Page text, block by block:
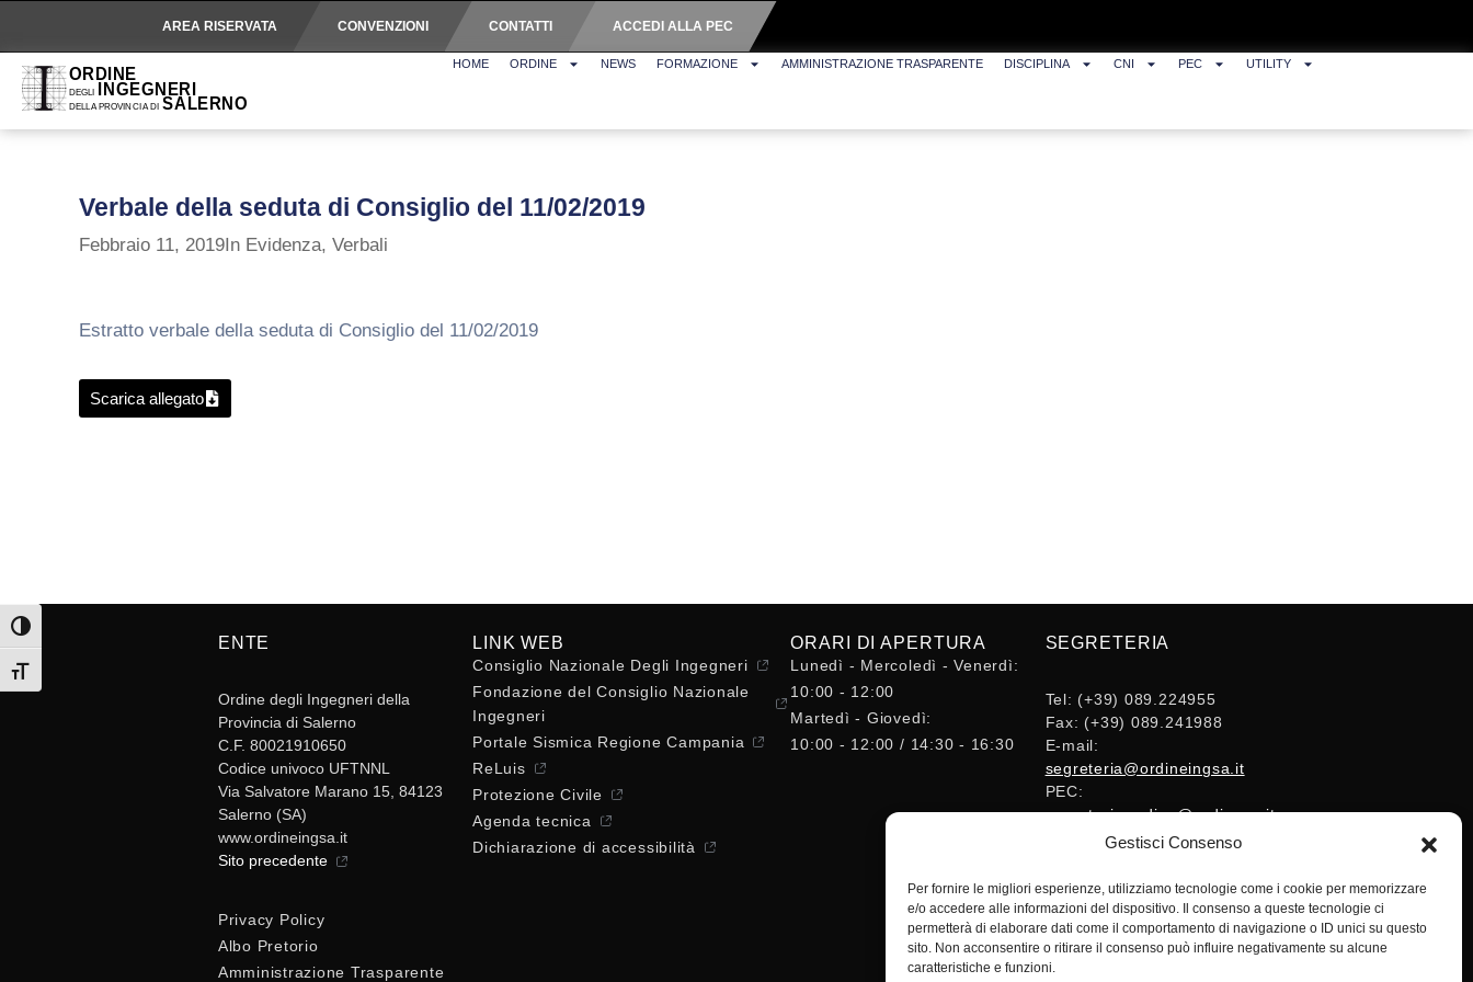
Gestisci Consenso
Per fornire le migliori esperienze, utilizziamo tecnologie come i cookie per memorizzare
e/o accedere alle informazioni del dispositivo. Il consenso a queste tecnologie ci
permetterà di elaborare dati come il comportamento di navigazione o ID unici su questo
sito. Non acconsentire o ritirare il consenso può influire negativamente su alcune
caratteristiche e funzioni.
AREA RISERVATA CONVENZIONI CONTATTI ACCEDI ALLA PEC
HOME ORDINE NEWS FORMAZIONE AMMINISTRAZIONE TRASPARENTE DISCIPLINA CNI PEC UTILITY
Verbale della seduta di Consiglio del 11/02/2019
Febbraio 11, 2019In Evidenza, Verbali
Estratto verbale della seduta di Consiglio del 11/02/2019
Scarica allegato
Attiva/disattiva alto contrasto
Attiva/disattiva dimensione testo
ENTE
Ordine degli Ingegneri della
Provincia di Salerno
C.F. 80021910650
Codice univoco UFTNNL
Via Salvatore Marano 15, 84123
Salerno (SA)
www.ordineingsa.it
Sito precedente
Privacy Policy
Albo Pretorio
Amministrazione Trasparente
LINK WEB
Consiglio Nazionale Degli Ingegneri
Fondazione del Consiglio Nazionale
Ingegneri
Portale Sismica Regione Campania
ReLuis
Protezione Civile
Agenda tecnica
Dichiarazione di accessibilità
ORARI DI APERTURA
Lunedì - Mercoledì - Venerdì:
10:00 - 12:00
Martedì - Giovedì:
10:00 - 12:00 / 14:30 - 16:30
SEGRETERIA
Tel: (+39) 089.224955
Fax: (+39) 089.241988
E-mail:
segreteria@ordineingsa.it
PEC:
segreteria.ordine@ordingsa.it